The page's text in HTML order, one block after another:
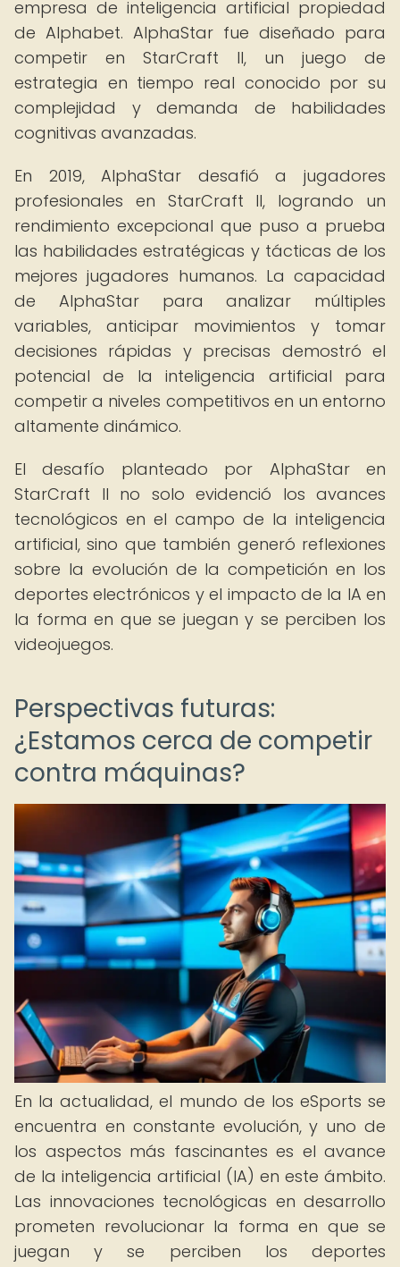
empresa de inteligencia artificial propiedad
de Alphabet. AlphaStar fue diseñado para
competir en StarCraft II, un juego de
estrategia en tiempo real conocido por su
complejidad y demanda de habilidades
cognitivas avanzadas.
En 2019, AlphaStar desafió a jugadores
profesionales en StarCraft II, logrando un
rendimiento excepcional que puso a prueba
las habilidades estratégicas y tácticas de los
mejores jugadores humanos. La capacidad
de AlphaStar para analizar múltiples
variables, anticipar movimientos y tomar
decisiones rápidas y precisas demostró el
potencial de la inteligencia artificial para
competir a niveles competitivos en un entorno
altamente dinámico.
El desafío planteado por AlphaStar en
StarCraft II no solo evidenció los avances
tecnológicos en el campo de la inteligencia
artificial, sino que también generó reflexiones
sobre la evolución de la competición en los
deportes electrónicos y el impacto de la IA en
la forma en que se juegan y se perciben los
videojuegos.
Perspectivas futuras:
¿Estamos cerca de competir
contra máquinas?
En la actualidad, el mundo de los eSports se
encuentra en constante evolución, y uno de
los aspectos más fascinantes es el avance
de la inteligencia artificial (IA) en este ámbito.
Las innovaciones tecnológicas en desarrollo
prometen revolucionar la forma en que se
juegan y se perciben los deportes